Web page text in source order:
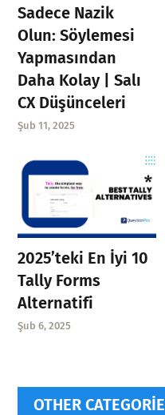
Sadece Nazik
Olun: Söylemesi
Yapmasından
Daha Kolay | Salı
CX Düşünceleri
Şub 11, 2025
2025’teki En İyi 10
Tally Forms
Alternatifi
Şub 6, 2025
OTHER